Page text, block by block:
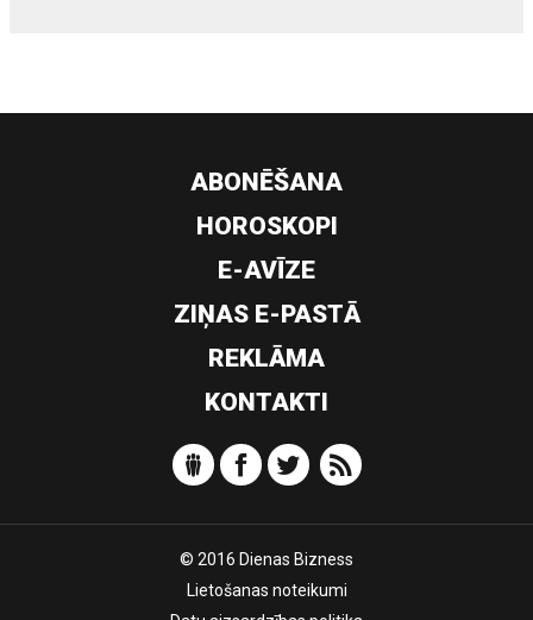
ABONĒŠANA
HOROSKOPI
E-AVĪZE
ZIŅAS E-PASTĀ
REKLĀMA
KONTAKTI
© 2016 Dienas Bizness
Lietošanas noteikumi